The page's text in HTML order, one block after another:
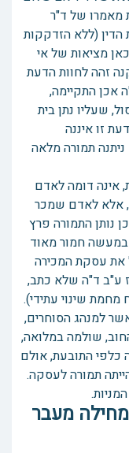
מאמרו של ד"ר
הדין (ללא הזדקקות
מציאות של אי
זהה לחוות הדעת
אכן התקיימה,
שעליו נתן בית
זו איננה
ניתנה תמורה מלאה
אינה דומה לאדם
אלא לאדם שמכר
נותן התמורה פרץ
במעשה חמור מאוד
את עסקת המכירה
ע"ב ד"ה שלא כתב,
שינוי עתידי).
למנהג הסוחרים,
שולמה במלואה,
כלפי התובעת, אולם
תמורה לעסקה.
מעבר